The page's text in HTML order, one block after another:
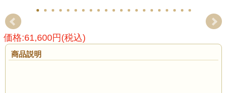
価格:61,600円(税込)
商品説明